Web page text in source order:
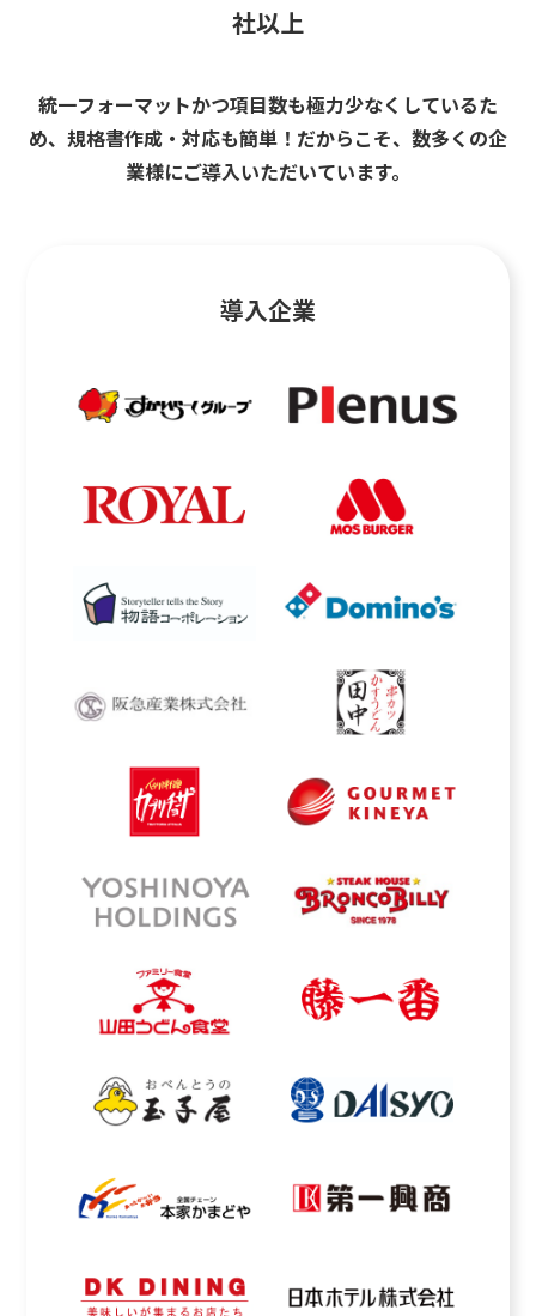
社以上
統一フォーマットかつ項目数も極力少なくしているた
め、規格書作成・対応も簡単！だからこそ、数多くの企
業様にご導入いただいています。
導入企業